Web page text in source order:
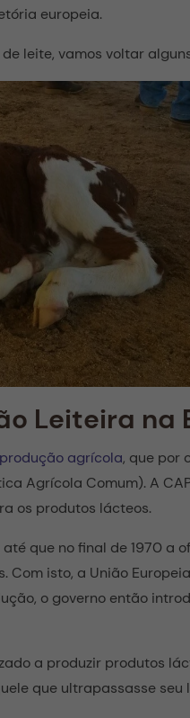
europeia.
leite, vamos voltar
Leiteira na
agrícola, que por
Agrícola Comum). A
os produtos lácteos.
que no final de 1970 a
Com isto, a União
o governo então
a produzir produtos
que ultrapassasse